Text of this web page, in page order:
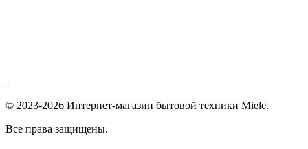
© 2023-2026 Интернет-магазин бытовой техники Miele.
Все права защищены.